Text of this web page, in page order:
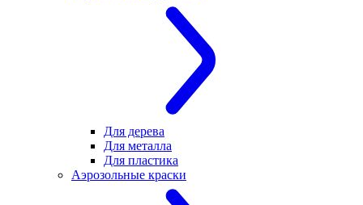
Для дерева
Для металла
Для пластика
Аэрозольные краски